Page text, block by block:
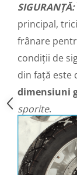
Barbati
Dama
Ieftine
Pliabila
Tip Scuter
⬇ MARCI
Kuba
Ztech
PIESE DE SCHIMB
Acceleratii
Acumulatori
SIGURANȚĂ:
principal,
frânare
condiții de
din față este
dimensiuni
sporite.